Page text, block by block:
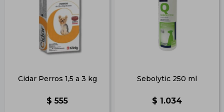
Cidar Perros 1,5 a 3 kg
$ 555
Sebolytic 250 ml
$ 1.034